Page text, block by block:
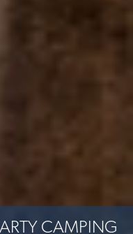
CAMPING